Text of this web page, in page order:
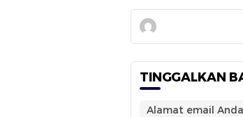
TINGGALKAN
Alamat email